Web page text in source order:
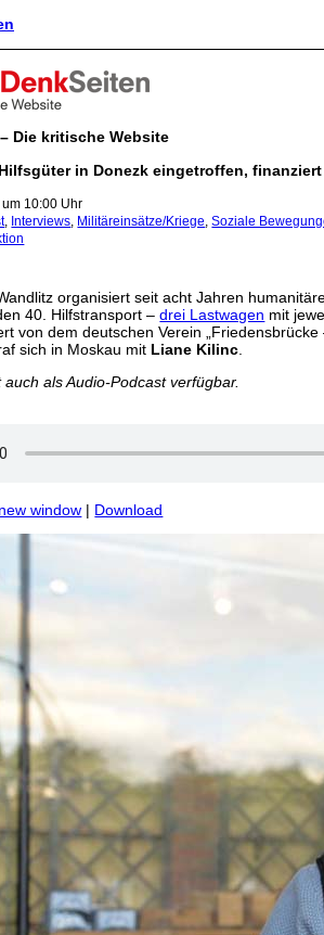
Die kritische Website
in Donezk eingetroffen,
10:00 Uhr
, Interviews, Militäreinsätze/Kriege,Soziale
organisiert seit acht Jahren
40. Hilfstransport –drei Lastwagen mit
von dem deutschen Verein
sich in Moskau mit Liane Kilinc
als Audio-Podcast verfügbar.
window | Download